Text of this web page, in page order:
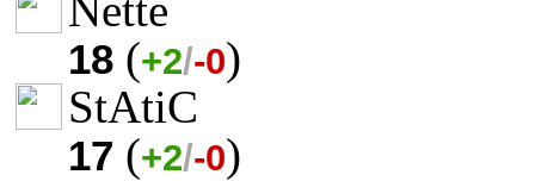
18 (+2/-0)
StAtiC
17 (+2/-0)